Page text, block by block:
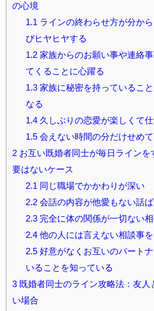
の心境
1.1 ラインの終わらせ方が分か
びヒヤヒヤする
1.2家族からのお願い事や連絡
てくることに心躍る
1.3家族に秘密を持っているこ
なる
1.4久しぶりの恋愛が楽しくて
1.5会えない時間の分だけせめ
2 お互い既婚者同士が毎日ライン
要はないケース
2.1 同じ職場でかかわりが深い
2.2会話の内容が他愛もない話ば
2.3完全に体の関係が一切ない
2.4他の人には言えない相談事
2.5好意がなくお互いのパート
いることを知っている
3 既婚者同士のライン攻略法：友人
い場合